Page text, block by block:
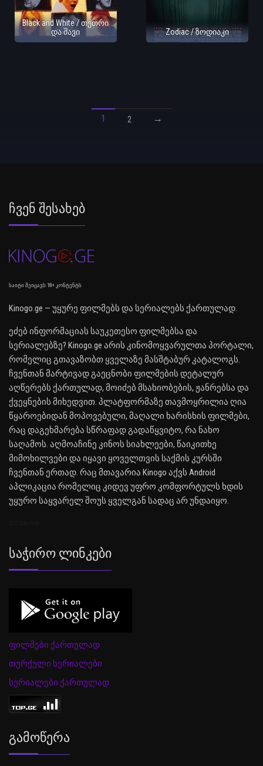
Black and White / თეთრი
და შავი
Zodiac / ზოდიაკი
1 2 →
Ჩვენ Შესახებ
საიტი შეიცავს 18+ კონტენტს
Kinogo.ge — უყურე ფილმებს და სერიალებს ქართულად.
ეძებ ინფორმაციას საუკეთესო ფილმებსა და
სერიალებზე? Kinogo.ge არის კინომოყვარულთა პორტალი,
რომელიც გთავაზობთ ყველაზე მასშტაბურ კატალოგს.
ჩვენთან მარტივად გაეცნობი ფილმების დეტალურ
აღწერებს ქართულად, მოიძებ მსახიობების, ჟანრებსა და
ქვეყნების მიხედვით. პლატფორმაზე თავმოყრილია ღია
წყაროებიდან მოპოვებული, მაღალი ხარისხის ფილმები,
რაც დაგეხმარება სწრაფად გადაწყვიტო, რა ნახო
საღამოს. აღმოაჩინე კინოს სიახლეები, წაიკითხე
მიმოხილვები და იყავი ყოველთვის საქმის კურსში
ჩვენთან ერთად. რაც მთავარია Kinogo აქვს Android
აპლიკაცია რომელიც კიდევ უფრო კომფორტულს ხდის
უყურო საყვარელ შოუს ყველგან სადაც არ უნდაიყო.
Საჭირო Ლინკები
ფილმები ქართულად
თურქული სერიალები
სერიალები ქართულად
Გამოწერა